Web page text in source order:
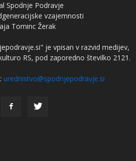
Spodnje Podravje
vzajemnosti
Tominc Žerak
je vpisan v razvid medijev,
RS, pod zaporedno številko 2121.
urednistvo@spodnjepodravje.si